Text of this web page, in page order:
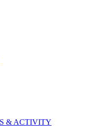
& ACTIVITY